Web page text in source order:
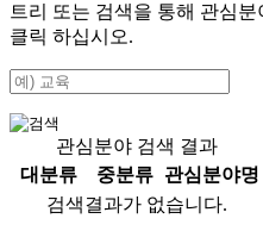
트리 또는 검색을 통해 관심
클릭 하십시오.
관심분야 검색 결과
대분류
중분류
관심분야명
검색결과가 없습니다.